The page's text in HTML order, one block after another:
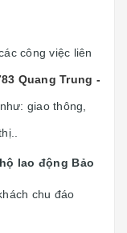
công việc liên
Quang Trung -
giao thông,
lao động Bảo
chu đáo